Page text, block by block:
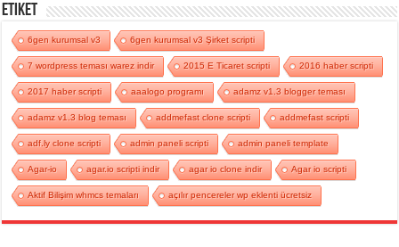
Etiket
6gen kurumsal v3 6gen kurumsal v3 Şirket scripti
7 wordpress teması warez indir 2015 E Ticaret scripti 2016 haber scripti
2017 haber scripti aaalogo programı adamz v1.3 blogger teması
adamz v1.3 blog teması addmefast clone scripti addmefast scripti
adf.ly clone scripti admin paneli scripti admin paneli template
Agar-io agar.io scripti indir agar io clone indir Agar io scripti
Aktif Bilişim whmcs temaları açılır pencereler wp eklenti ücretsiz